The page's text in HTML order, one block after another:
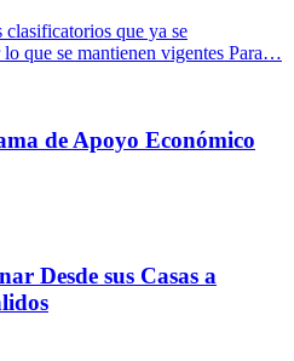
clasificatorios que ya se
que se mantienen vigentes Para…
de Apoyo Económico
Desde sus Casas a